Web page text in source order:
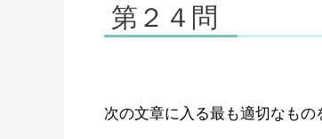
第２４問
次の文章に入る最も適切なもの